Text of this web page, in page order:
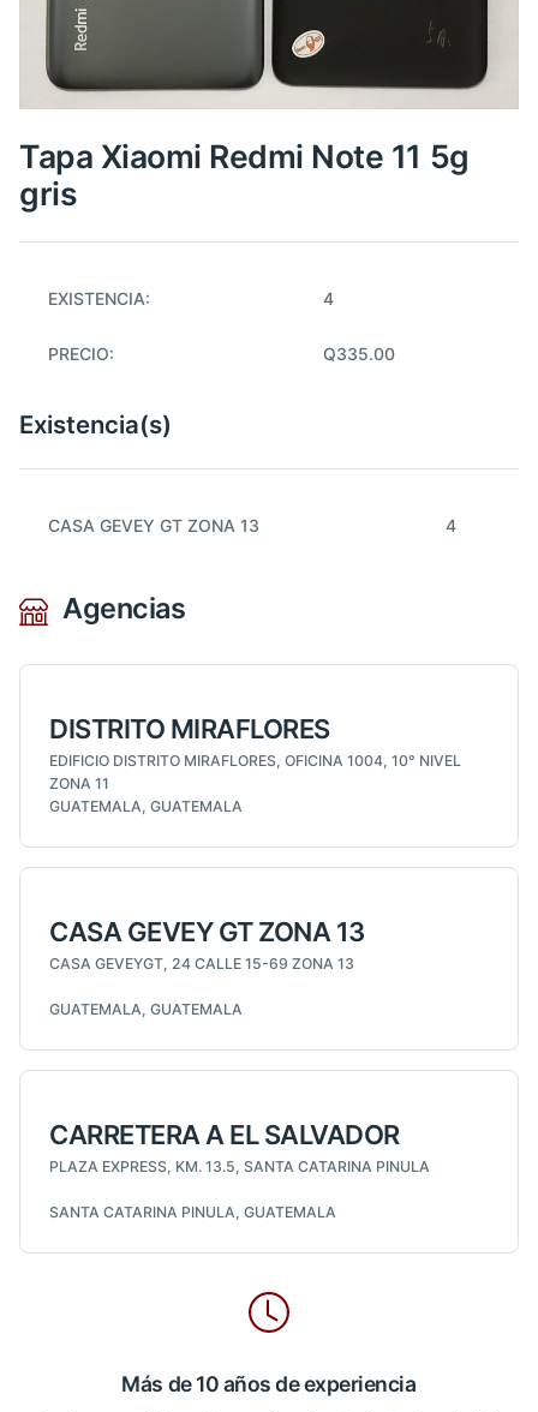
Tapa Xiaomi Redmi Note 11 5g
gris
EXISTENCIA: 4
PRECIO: Q335.00
Existencia(s)
CASA GEVEY GT ZONA 13 4
Agencias
DISTRITO MIRAFLORES
EDIFICIO DISTRITO MIRAFLORES, OFICINA 1004, 10° NIVEL
ZONA 11
GUATEMALA, GUATEMALA
CASA GEVEY GT ZONA 13
CASA GEVEYGT, 24 CALLE 15-69 ZONA 13
GUATEMALA, GUATEMALA
CARRETERA A EL SALVADOR
PLAZA EXPRESS, KM. 13.5, SANTA CATARINA PINULA
SANTA CATARINA PINULA, GUATEMALA
Más de 10 años de experiencia